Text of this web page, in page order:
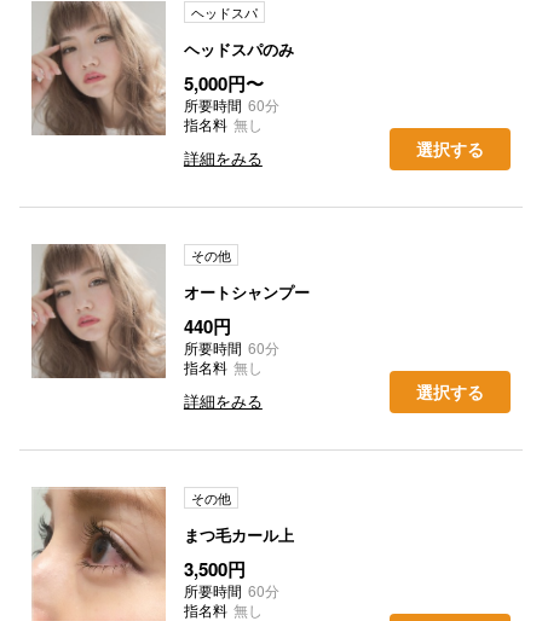
ヘッドスパ
ヘッドスパのみ
5,000円〜
所要時間 60分
指名料 無し
詳細をみる 選択する
その他
オートシャンプー
440円
所要時間 60分
指名料 無し
詳細をみる 選択する
その他
まつ毛カール上
3,500円
所要時間 60分
指名料 無し